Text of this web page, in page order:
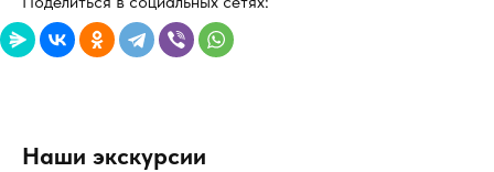
Наши экскурсии